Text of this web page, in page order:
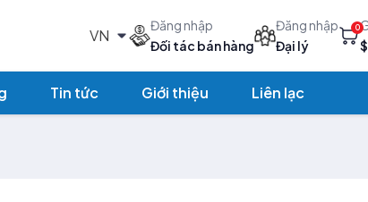
Đăng nhập
Đối tác bán hàng
Đăng nhập
Đại lý
0
Tin tức Giới thiệu Liên lạc